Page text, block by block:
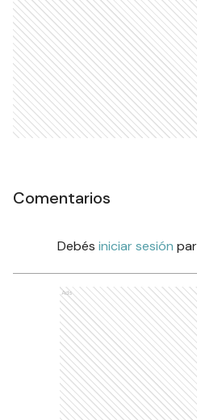
Comentarios
Debés iniciar sesión
Ads